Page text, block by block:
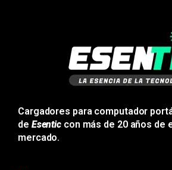
Cargadores para computador
de Esentic con más de 20 años de
mercado.